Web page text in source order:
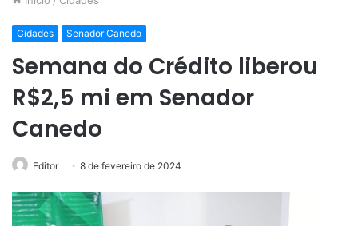
Cidades Senador Canedo
Semana do Crédito liberou
R$2,5 mi em Senador
Canedo
Editor 8 de fevereiro de 2024